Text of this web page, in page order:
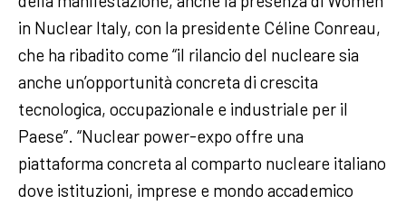
in Nuclear Italy, con la presidente Céline Conreau,
che ha ribadito come “il rilancio del nucleare sia
anche un’opportunità concreta di crescita
tecnologica, occupazionale e industriale per il
Paese”. “Nuclear power-expo offre una
piattaforma concreta al comparto nucleare italiano
dove istituzioni, imprese e mondo accademico